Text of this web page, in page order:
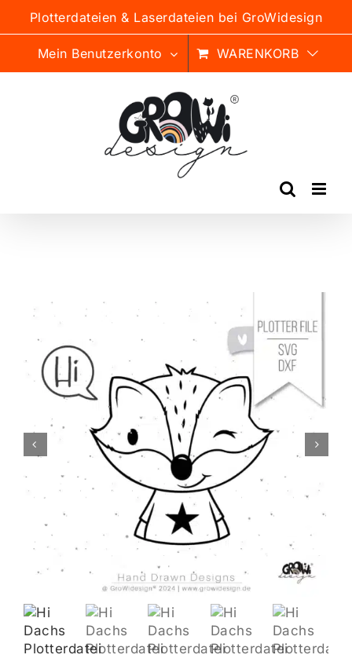
Inhalt
Plotterdateien & Laserdateien bei GroWidesign
Mein Benutzerkonto WARENKORB